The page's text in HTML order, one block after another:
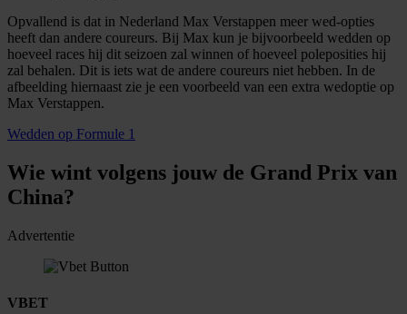
Opvallend is dat in Nederland Max Verstappen meer wed-opties
heeft dan andere coureurs. Bij Max kun je bijvoorbeeld wedden op
hoeveel races hij dit seizoen zal winnen of hoeveel poleposities hij
zal behalen. Dit is iets wat de andere coureurs niet hebben. In de
afbeelding hiernaast zie je een voorbeeld van een extra wedoptie op
Max Verstappen.
Wedden op Formule 1
Wie wint volgens jouw de Grand Prix van
China?
Advertentie
VBET